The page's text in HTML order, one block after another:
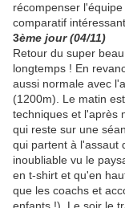
récompenser
comparatif
3ème jour (04/11)
Retour du super
longtemps ! En
aussi normale avec
(1200m). Le matin
techniques et l'après
qui reste sur une
qui partent à l'assaut
inoubliable vu le
en t-shirt et qu'en
que les coachs et